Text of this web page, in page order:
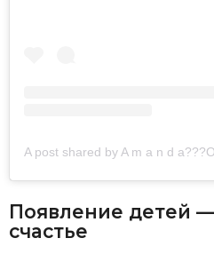
Появление детей
счастье